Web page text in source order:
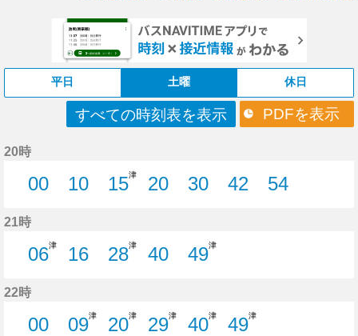
平日 土曜 休日
すべての時刻表を表示 PDFを表示
20時
00
10
15津
20
30
42
54
21時
06津
16
28津
40
49津
22時
00
09津
20津
29津
40津
49津